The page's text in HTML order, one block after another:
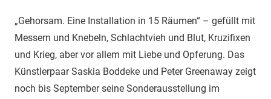
„Gehorsam. Eine Installation in 15 Räumen“ – gefüllt mit
Messern und Knebeln, Schlachtvieh und Blut, Kruzifixen
und Krieg, aber vor allem mit Liebe und Opferung. Das
Künstlerpaar Saskia Boddeke und Peter Greenaway zeigt
noch bis September seine Sonderausstellung im